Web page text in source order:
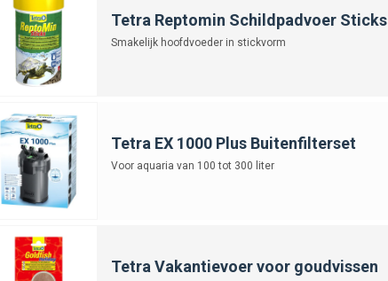
Tetra Reptomin Schildpadvoer Sticks
Smakelijk hoofdvoeder in stickvorm
Tetra EX 1000 Plus Buitenfilterset
Voor aquaria van 100 tot 300 liter
Tetra Vakantievoer voor goudvissen